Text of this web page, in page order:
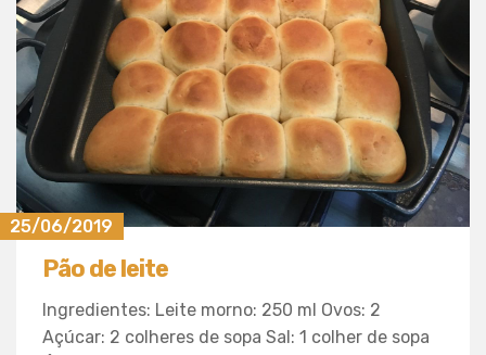
25/06/2019
Pão de leite
Ingredientes: Leite morno: 250 ml Ovos: 2
Açúcar: 2 colheres de sopa Sal: 1 colher de sopa